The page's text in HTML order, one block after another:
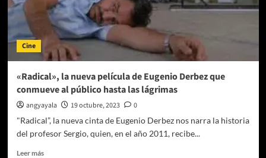
Cine
«Radical», la nueva película de Eugenio Derbez que
conmueve al público hasta las lágrimas
angyayala 19 octubre, 2023
0
"Radical”, la nueva cinta de Eugenio Derbez nos narra la historia
del profesor Sergio, quien, en el año 2011, recibe...
Leer másLeer